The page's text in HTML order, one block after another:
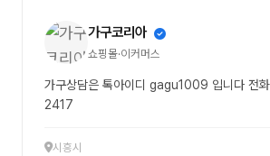
가구코리아
쇼핑몰·이커머스
가구상담은 톡아이디 gagu1009 입니다 전화번호 010 2413
2417
시흥시